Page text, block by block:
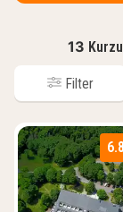
13
Filter
6.8